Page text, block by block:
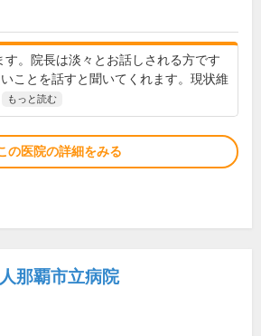
す。院長は淡々とお話しされる方です
ことを話すと聞いてくれます。現状維
もっと読む
の医院の詳細をみる
那覇市立病院